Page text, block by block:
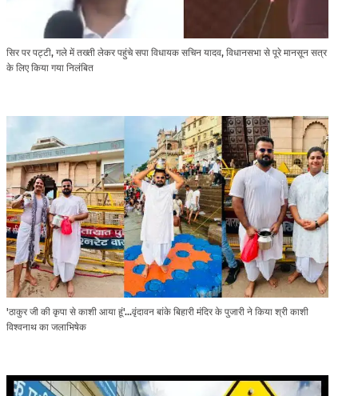
सिर पर पट्टी, गले में तख्ती लेकर पहुंचे सपा विधायक सचिन यादव, विधानसभा से पूरे मानसून सत्र
के लिए किया गया निलंबित
'ठाकुर जी की कृपा से काशी आया हूं'...वृंदावन बांके बिहारी मंदिर के पुजारी ने किया श्री काशी
विश्वनाथ का जलाभिषेक